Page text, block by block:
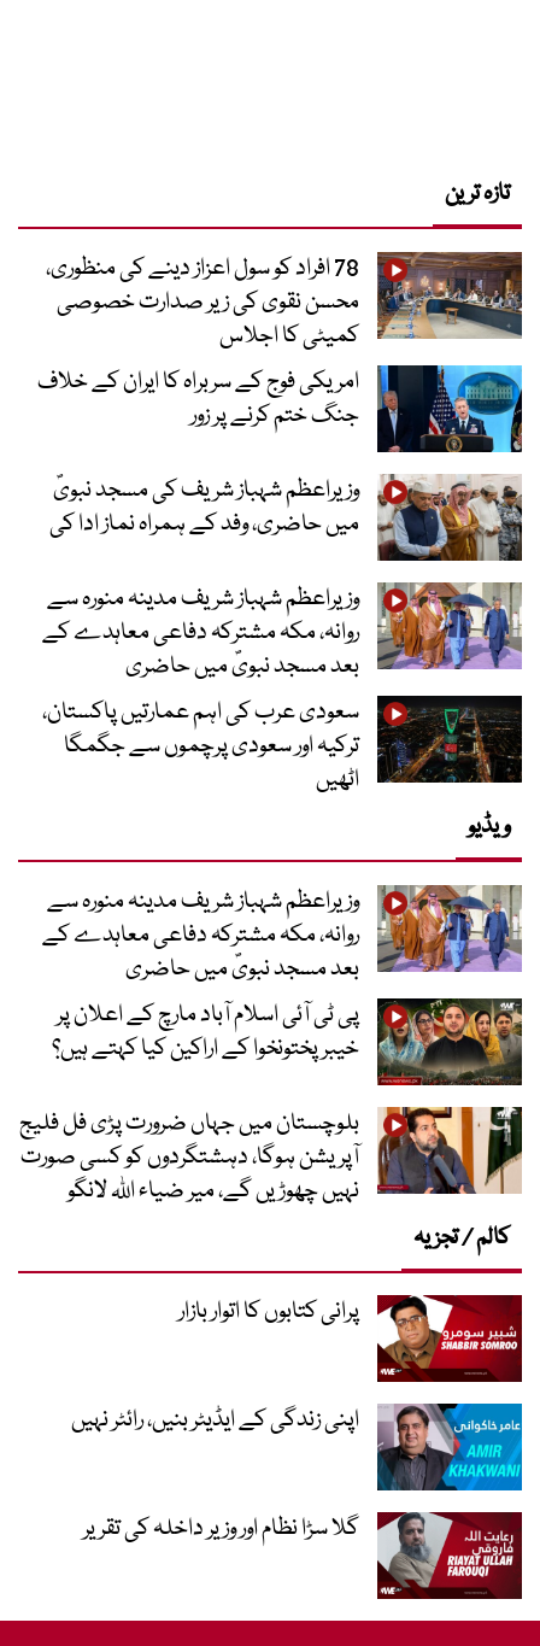
تازہ ترین
78 افراد کو سول اعزاز دینے کی منظوری،
محسن نقوی کی زیر صدارت خصوصی
کمیٹی کا اجلاس
امریکی فوج کے سربراہ کا ایران کے خلاف
جنگ ختم کرنے پر زور
وزیراعظم شہباز شریف کی مسجد نبویؐ
میں حاضری، وفد کے ہمراہ نماز ادا کی
وزیراعظم شہباز شریف مدینہ منورہ سے
روانہ، مکہ مشترکہ دفاعی معاہدے کے
بعد مسجد نبویؐ میں حاضری
سعودی عرب کی اہم عمارتیں پاکستان،
ترکیہ اور سعودی پرچموں سے جگمگا
اٹھیں
ویڈیو
وزیراعظم شہباز شریف مدینہ منورہ سے
روانہ، مکہ مشترکہ دفاعی معاہدے کے
بعد مسجد نبویؐ میں حاضری
پی ٹی آئی اسلام آباد مارچ کے اعلان پر
خیبر پختونخوا کے اراکین کیا کہتے ہیں؟
بلوچستان میں جہاں ضرورت پڑی فل فلیج
آپریشن ہوگا، دہشتگردوں کو کسی صورت
نہیں چھوڑیں گے، میر ضیاء اللہ لانگو
کالم / تجزیہ
پرانی کتابوں کا اتوار بازار
اپنی زندگی کے ایڈیٹر بنیں، رائٹر نہیں
گلا سڑا نظام اور وزیر داخلہ کی تقریر